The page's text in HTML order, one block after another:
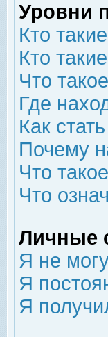
Уровни
Кто
Кто
Что
Где
Как
Почему
Что
Что
Личные
Я не
Я
Я